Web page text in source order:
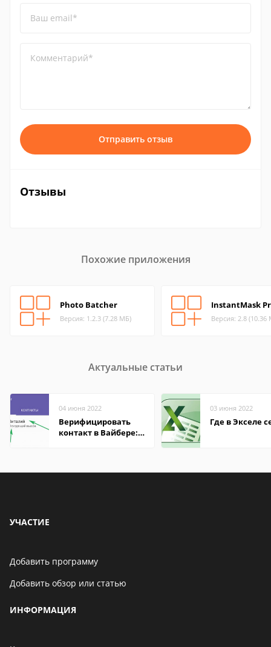
Ваш email*
Комментарий*
Отправить отзыв
Отзывы
Похожие приложения
Photo Batcher
Версия: 1.2.3 (7.28 МБ)
InstantMask
Версия: 2.8 (10.36
Актуальные статьи
04 июня 2022
Верифицировать
контакт в Вайбере:
03 июня 2022
Где в Экселе
УЧАСТИЕ
Добавить программу
Добавить обзор или статью
ИНФОРМАЦИЯ